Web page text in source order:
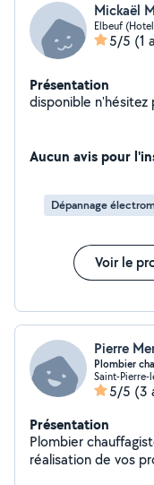
Mickaël
Elbeuf
5/5 (1
Présentation
disponible
Aucun avis pour
Dépannage
Voir le
Pierre
Plombier
Saint-
5/5 (3
Présentation
Plombier
réalisation de vos